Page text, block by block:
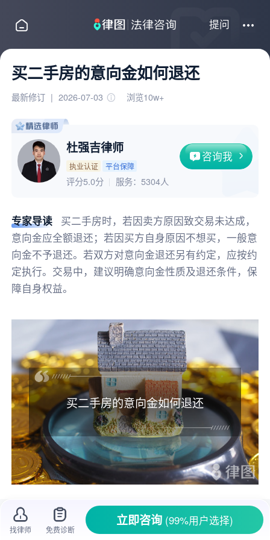
提问
买二手房的意向金如何退还
最新修订 | 2026-07-03 浏览10w+
杜强吉律师
执业认证 平台保障
咨询我
评分5.0分 服务： 5304人
专家导读
买二手房时，若因卖方原因致交易未达成，
意向金应全额退还；若因买方自身原因不想买，一般意
向金不予退还。若双方对意向金退还另有约定，应按约
定执行。交易中，建议明确意向金性质及退还条件，保
障自身权益。
买二手房的意向金如何退还
很多人都有买二手房的打算，可在购房过程
中，
意向金的问题常常让人头疼。比如小李打算
找律师 免费诊断
立即咨询 (99%用户选择)